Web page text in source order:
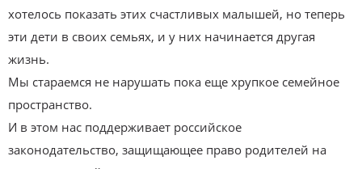
хотелось показать этих счастливых малышей, но теперь
эти дети в своих семьях, и у них начинается другая
жизнь.
Мы стараемся не нарушать пока еще хрупкое семейное
пространство.
И в этом нас поддерживает российское
законодательство, защищающее право родителей на